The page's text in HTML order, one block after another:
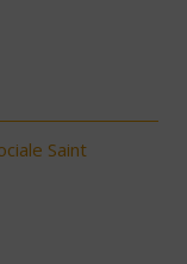
Saint